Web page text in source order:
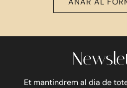
Et mantindrem al dia de